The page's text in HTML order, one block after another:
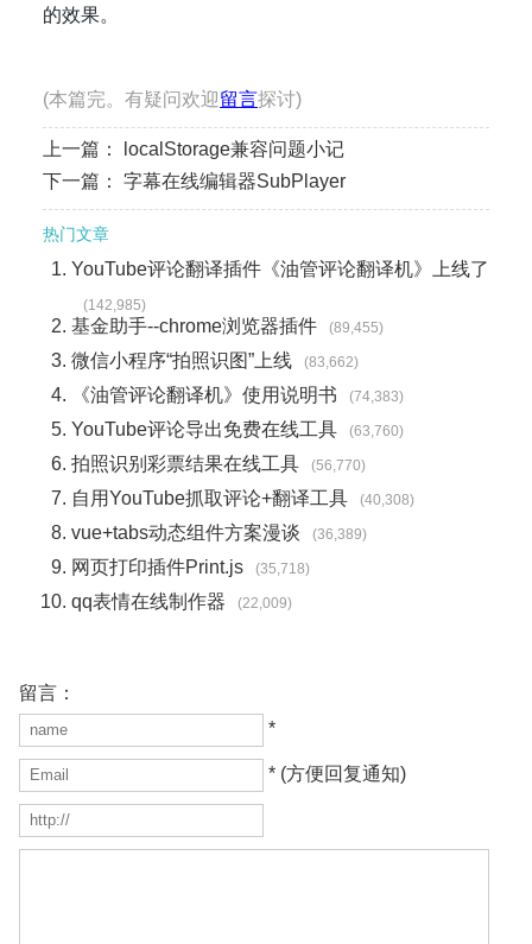
的效果。
(本篇完。有疑问欢迎留言探讨)
上一篇：
localStorage兼容问题小记
下一篇： 字幕在线编辑器SubPlayer
热门文章
YouTube评论翻译插件《油管评论翻译机》上线了
(142,985)
基金助手--chrome浏览器插件 (89,455)
微信小程序“拍照识图”上线 (83,662)
《油管评论翻译机》使用说明书 (74,383)
YouTube评论导出免费在线工具 (63,760)
拍照识别彩票结果在线工具 (56,770)
自用YouTube抓取评论+翻译工具 (40,308)
vue+tabs动态组件方案漫谈 (36,389)
网页打印插件Print.js (35,718)
qq表情在线制作器 (22,009)
留言：
*
* (方便回复通知)